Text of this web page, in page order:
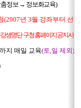
정보 → 정보화교육)
(2007년 3월 강좌부터 선
생명단 구청 홈페이지 공지사항
지 매일 교육(토,일 제외)